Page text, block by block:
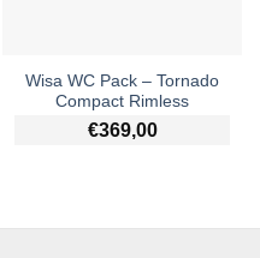
was: €15,20.
is: €13,95.
Wisa WC Pack – Tornado
Compact Rimless
€369,00